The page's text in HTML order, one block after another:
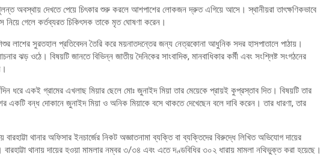
অবস্থায় দেখতে পেয়ে চিৎকার শুরু করলে আশপাশের লোকজন দ্রুত এগিয়ে আসে। স্থানীয়রা তাৎক্ষণিকভাবে
নিয়ে গেলে কর্তব্যরত চিকিৎসক তাকে মৃত ঘোষণা করেন।
লাশের সুরতহাল প্রতিবেদন তৈরি করে ময়নাতদন্তের জন্য নেত্রকোনা আধুনিক সদর হাসপাতালে পাঠায়।
ঝড় ওঠে। বিষয়টি জানতে বিভিন্ন জাতীয় দৈনিকের সাংবাদিক, মানবাধিকার কর্মী এবং সংশ্লিষ্ট সংগঠনের
ধরে একই গ্রামের এখলাছ মিয়ার ছেলে মোঃ জুনাইদ মিয়া তার মেয়েকে প্রায়ই কুপ্রস্তাব দিত। বিষয়টি তার
একটি বন্ধ দোকানে জুনাইদ মিয়া ও অনিক মিয়াকে বসে থাকতে দেখেছেন বলে দাবি করেন। তার ধারণা, তার
থানার অফিসার ইনচার্জের নিকট অজ্ঞাতনামা ব্যক্তি বা ব্যক্তিদের বিরুদ্ধে লিখিত অভিযোগ দায়ের
থানায় দায়ের হওয়া মামলার নম্বর ৩/৩৪ এবং এতে দণ্ডবিধির ৩০২ ধারায় মামলা নথিভুক্ত করা হয়েছে।